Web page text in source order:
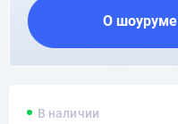
О шоуруме
В наличии